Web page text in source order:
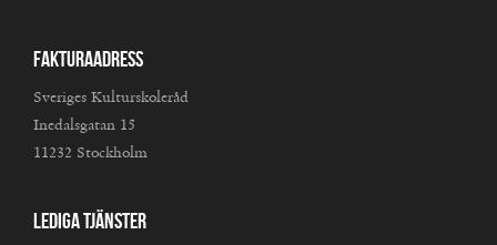
Fakturaadress
Sveriges Kulturskoleråd
Inedalsgatan 15
11232 Stockholm
Lediga tjänster